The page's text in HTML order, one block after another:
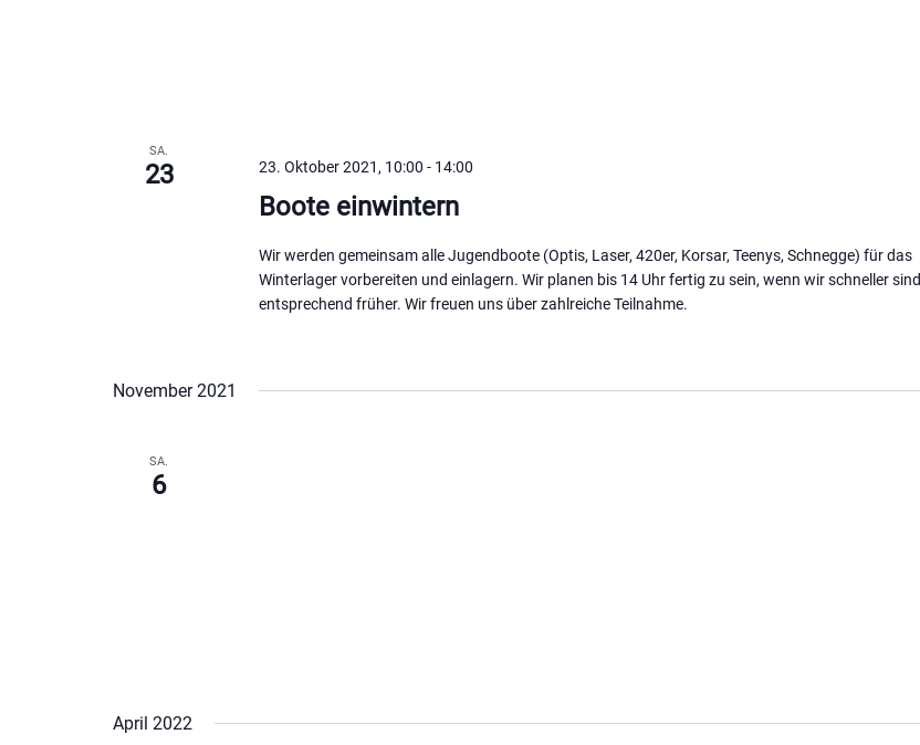
SA.
23 23. Oktober 2021, 10:00 - 14:00
Boote einwintern
Wir werden gemeinsam alle Jugendboote (Optis, Laser, 420er, Korsar, Teenys, Schnegge) für das
Winterlager vorbereiten und einlagern. Wir planen bis 14 Uhr fertig zu sein, wenn wir schneller sind
entsprechend früher. Wir freuen uns über zahlreiche Teilnahme.
November 2021
SA.
6
April 2022